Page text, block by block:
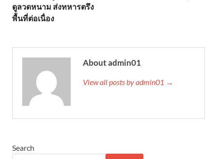
ดูลวดหนาม ส่งทหารตรึง
พื้นที่ต่อเนื่อง
About admin01
View all posts by admin01 →
Search